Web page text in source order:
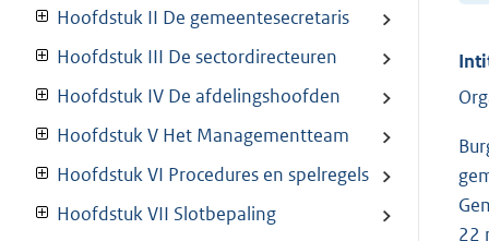
Hoofdstuk II De gemeentesecretaris
Hoofdstuk III De sectordirecteuren
Hoofdstuk IV De afdelingshoofden
Hoofdstuk V Het Managementteam
Hoofdstuk VI Procedures en spelregels
Hoofdstuk VII Slotbepaling
22